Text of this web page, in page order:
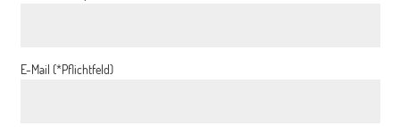
E-Mail (*Pflichtfeld)